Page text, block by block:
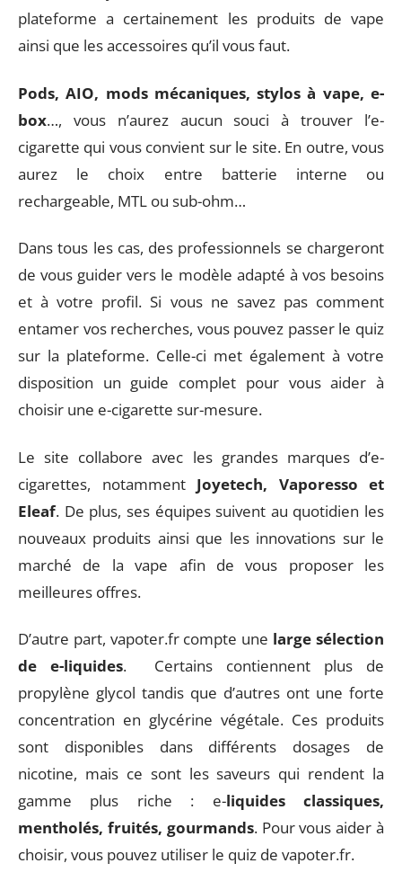
plateforme a certainement les produits de vape
ainsi que les accessoires qu’il vous faut.
Pods, AIO, mods mécaniques, stylos à vape, e-
box…, vous n’aurez aucun souci à trouver l’e-
cigarette qui vous convient sur le site. En outre, vous
aurez le choix entre batterie interne ou
rechargeable, MTL ou sub-ohm…
Dans tous les cas, des professionnels se chargeront
de vous guider vers le modèle adapté à vos besoins
et à votre profil. Si vous ne savez pas comment
entamer vos recherches, vous pouvez passer le quiz
sur la plateforme. Celle-ci met également à votre
disposition un guide complet pour vous aider à
choisir une e-cigarette sur-mesure.
Le site collabore avec les grandes marques d’e-
cigarettes, notamment Joyetech, Vaporesso et
Eleaf. De plus, ses équipes suivent au quotidien les
nouveaux produits ainsi que les innovations sur le
marché de la vape afin de vous proposer les
meilleures offres.
D’autre part, vapoter.fr compte une large sélection
de e-liquides. Certains contiennent plus de
propylène glycol tandis que d’autres ont une forte
concentration en glycérine végétale. Ces produits
sont disponibles dans différents dosages de
nicotine, mais ce sont les saveurs qui rendent la
gamme plus riche : e-liquides classiques,
mentholés, fruités, gourmands. Pour vous aider à
choisir, vous pouvez utiliser le quiz de vapoter.fr.